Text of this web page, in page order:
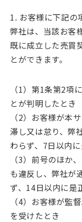
1. お客様に下記の
弊社は、当該お客
既に成立した売買
とができます。
（1）第1条第2項
とが判明したとき
（2）お客様が本
滞し又は怠り、弊
わらず、7日以内
（3）前号のほか
も違反し、弊社が
ず、14日以内に是
（4）お客様が監
を受けたとき